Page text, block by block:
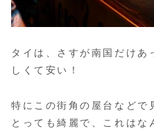
タイは、さすが南国だけあ
しくて安い！
特にこの街角の屋台などで
とっても綺麗で、これはな